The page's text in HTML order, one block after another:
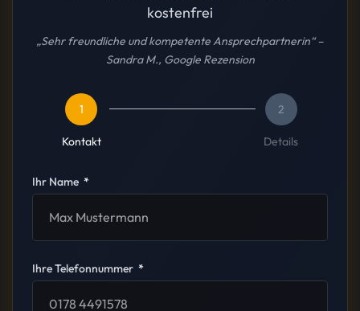
kostenfrei
„Sehr freundliche und kompetente Ansprechpartnerin“ –
Sandra M., Google Rezension
1
Kontakt
2
Details
Ihr Name
Ihre Telefonnummer